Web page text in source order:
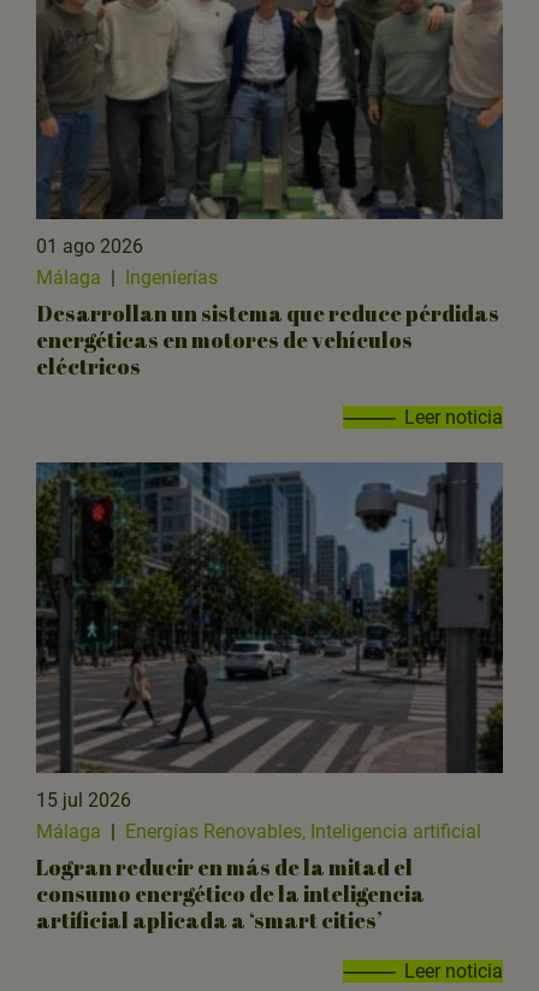
01 ago 2026
Málaga | Ingenierías
Desarrollan un sistema que reduce pérdidas
energéticas en motores de vehículos
eléctricos
Leer noticia
15 jul 2026
Málaga
Energías Renovables, Inteligencia artificial
Logran reducir en más de la mitad el
consumo energético de la inteligencia
artificial aplicada a ‘smart cities’
Leer noticia